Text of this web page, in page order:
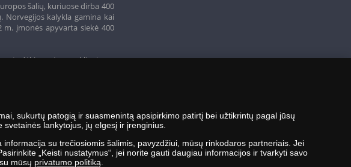
šalių, kuriuose dirba 400
kalykla gamina kai
įmonės apyvarta siekė 400
- todėl įmonė savo klientams
sukurtų patogią ir suasmenintą apsipirkimo patirtį bei užtikrintų pagal jūsų
lankytojus, jų elgesį ir įrenginius.
su trečiosiomis šalimis, pavyzdžiui, mūsų rinkodaros partneriais. Jei
„Keisti nustatymus“, jei norite gauti daugiau informacijos ir tvarkyti savo
mūsų privatumo politiką